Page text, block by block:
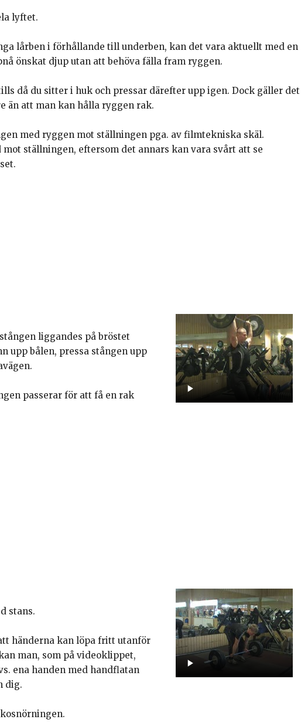
lyftet.
lårben i förhållande till underben, kan det vara aktuellt med en
önskat djup utan att behöva fälla fram ryggen.
då du sitter i huk och pressar därefter upp igen. Dock gäller det
än att man kan hålla ryggen rak.
med ryggen mot ställningen pga. av filmtekniska skäl.
ställningen, eftersom det annars kan vara svårt att se
liggandes på bröstet
upp bålen, pressa stången upp
passerar för att få en rak
stans.
händerna kan löpa fritt utanför
man, som på videoklippet,
ena handen med handflatan
dig.